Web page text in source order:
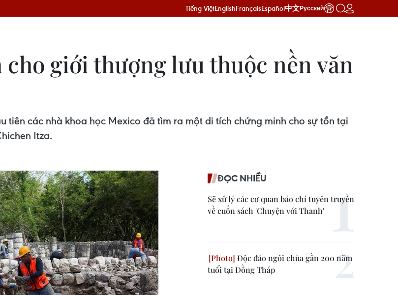
Tiếng ViệtEnglishFrançaisEspañol中文Русский
giới thượng lưu thuộc nền văn
tiên các nhà khoa học Mexico đã tìm ra một di tích chứng minh cho sự tồn tại
Itza.
ĐỌC NHIỀU
Sẽ xử lý các cơ quan báo chí tuyên truyền
về cuốn sách 'Chuyện với Thanh'
Độc đáo ngôi chùa gần 200 năm
tuổi tại Đồng Tháp